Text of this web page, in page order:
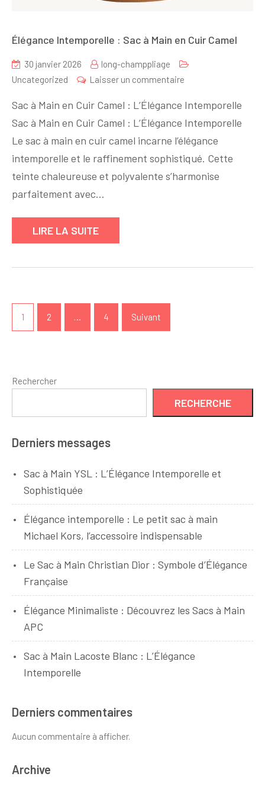
Élégance Intemporelle : Sac à Main en Cuir Camel
30 janvier 2026
long-champpliage
Uncategorized
Laisser un commentaire
Intemporelle
:
Sac
à
Sac à Main en Cuir Camel : L’Élégance Intemporelle
Sac à Main en Cuir Camel : L’Élégance Intemporelle
Le sac à main en cuir camel incarne l’élégance
intemporelle et le raffinement sophistiqué. Cette
teinte chaleureuse et polyvalente s’harmonise
parfaitement avec…
LIRE LA SUITE
des
articles
1 2 4 Suivant
Rechercher
RECHERCHE
Derniers messages
Sac à Main YSL : L’Élégance Intemporelle et
Sophistiquée
Élégance intemporelle : Le petit sac à main
Michael Kors, l’accessoire indispensable
Le Sac à Main Christian Dior : Symbole d’Élégance
Française
Élégance Minimaliste : Découvrez les Sacs à Main
APC
Sac à Main Lacoste Blanc : L’Élégance
Intemporelle
Derniers commentaires
Aucun commentaire à afficher.
Archive